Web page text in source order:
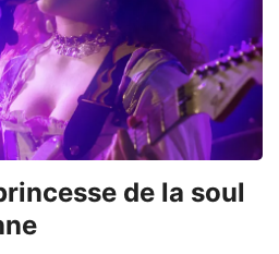
de la soul